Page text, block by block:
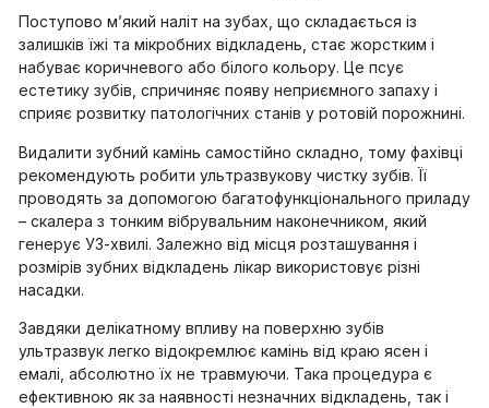
Поступово м’який наліт на зубах, що складається із
залишків їжі та мікробних відкладень, стає жорстким і
набуває коричневого або білого кольору. Це псує
естетику зубів, спричиняє появу неприємного запаху і
сприяє розвитку патологічних станів у ротовій порожнині.
Видалити зубний камінь самостійно складно, тому фахівці
рекомендують робити ультразвукову чистку зубів. Її
проводять за допомогою багатофункціонального приладу
– скалера з тонким вібрувальним наконечником, який
генерує УЗ-хвилі. Залежно від місця розташування і
розмірів зубних відкладень лікар використовує різні
насадки.
Завдяки делікатному впливу на поверхню зубів
ультразвук легко відокремлює камінь від краю ясен і
емалі, абсолютно їх не травмуючи. Така процедура є
ефективною як за наявності незначних відкладень, так і